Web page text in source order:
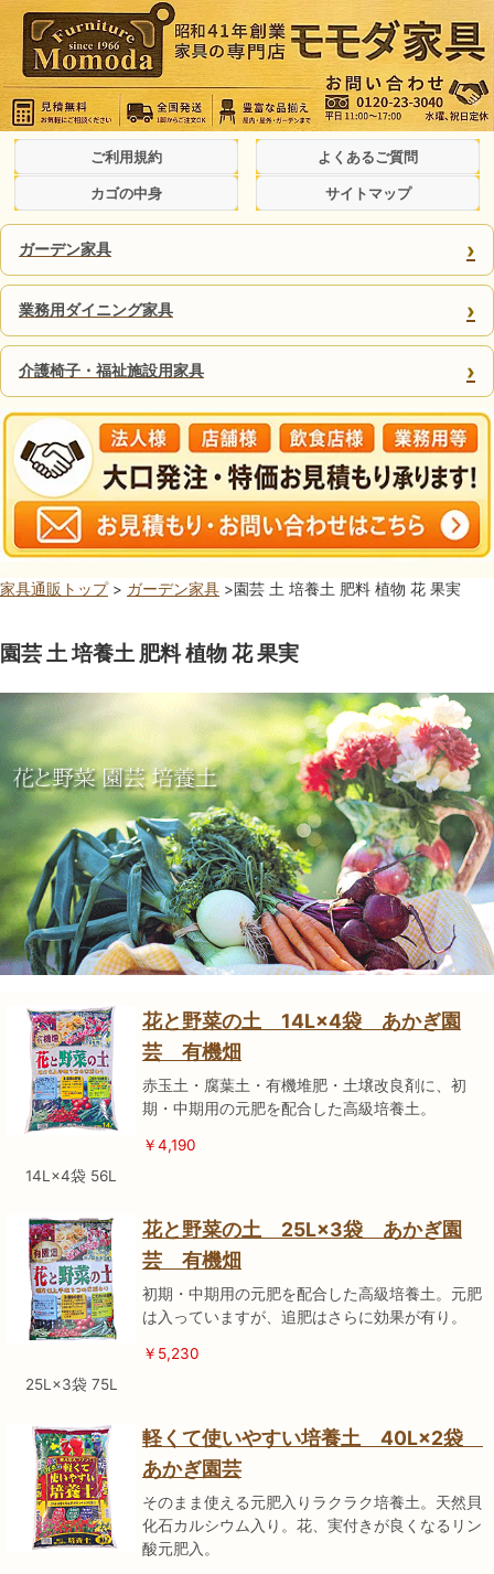
ご利用規約 よくあるご質問
カゴの中身 サイトマップ
ガーデン家具 ›
業務用ダイニング家具 ›
介護椅子・福祉施設用家具 ›
家具通販トップ> ガーデン家具 >園芸 土 培養土 肥料 植物 花 果実
園芸 土 培養土 肥料 植物 花 果実
14L×4袋 56L
花と野菜の土 14L×4袋 あかぎ園
芸 有機畑
赤玉土・腐葉土・有機堆肥・土壌改良剤に、初
期・中期用の元肥を配合した高級培養土。
￥4,190
25L×3袋 75L
花と野菜の土 25L×3袋 あかぎ園
芸 有機畑
初期・中期用の元肥を配合した高級培養土。元肥
は入っていますが、追肥はさらに効果が有り。
￥5,230
軽くて使いやすい培養土 40L×2袋
あかぎ園芸
そのまま使える元肥入りラクラク培養土。天然貝
化石カルシウム入り。花、実付きが良くなるリン
酸元肥入。